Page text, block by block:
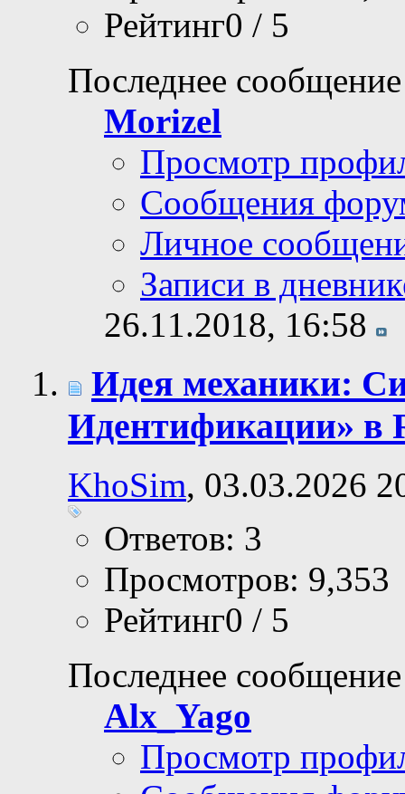
Рейтинг0 / 5
Последнее
Morizel
Просмотр
Сообщения
Личное
Записи в
26.11.2018, 16:58
Идея механики:
Идентификации» в
KhoSim, 03.03.2026
Ответов: 3
Просмотров: 9,353
Рейтинг0 / 5
Последнее
Alx_Yago
Просмотр